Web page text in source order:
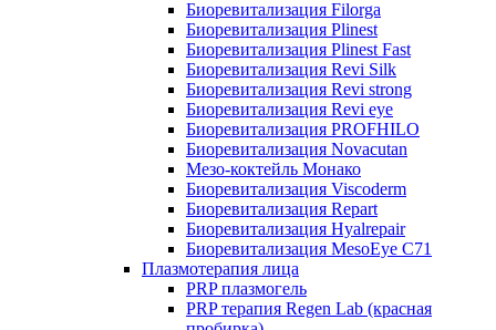
Биоревитализация Filorga
Биоревитализация Plinest
Биоревитализация Plinest Fast
Биоревитализация Revi Silk
Биоревитализация Revi strong
Биоревитализация Revi eye
Биоревитализация PROFHILO
Биоревитализация Novacutan
Мезо-коктейль Монако
Биоревитализация Viscoderm
Биоревитализация Repart
Биоревитализация Hyalrepair
Биоревитализация MesoEye C71
Плазмотерапия лица
PRP плазмогель
PRP терапия Regen Lab (красная